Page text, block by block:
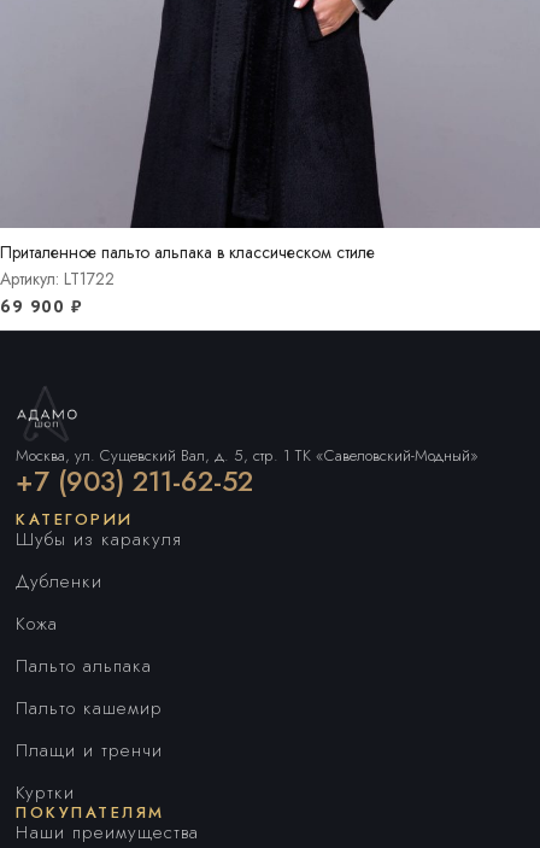
Приталенное пальто альпака в классическом стиле
Артикул: LT1722
69 900 ₽
Москва, ул. Сущевский Вал, д. 5, стр. 1 ТК «Савеловский-Модный»
+7 (903) 211-62-52
КАТЕГОРИИ
Шубы из каракуля
Дубленки
Кожа
Пальто альпака
Пальто кашемир
Плащи и тренчи
Куртки
ПОКУПАТЕЛЯМ
Наши преимущества